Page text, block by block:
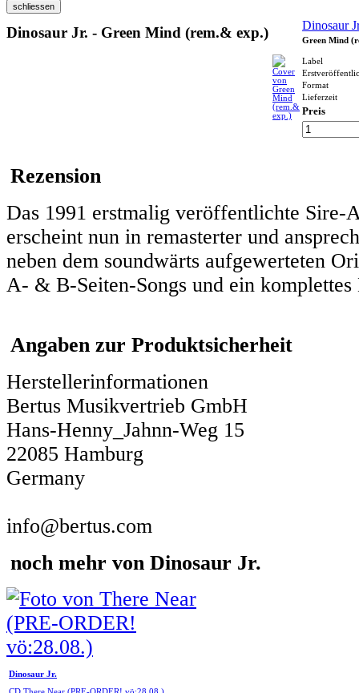
Dinosaur Jr. - Green Mind (rem.& exp.) Dinosaur
Green Mind
Label
Format
Lieferzeit
Preis
Rezension
Das 1991 erstmalig veröffentlichte Sire-
erscheint nun in remasterter und
neben dem soundwärts aufgewerteten
A- & B-Seiten-Songs und ein
Angaben zur Produktsicherheit
Herstellerinformationen
Bertus Musikvertrieb GmbH
Hans-Henny_Jahnn-Weg 15
22085 Hamburg
Germany
info@bertus.com
noch mehr von Dinosaur Jr.
Dinosaur Jr.